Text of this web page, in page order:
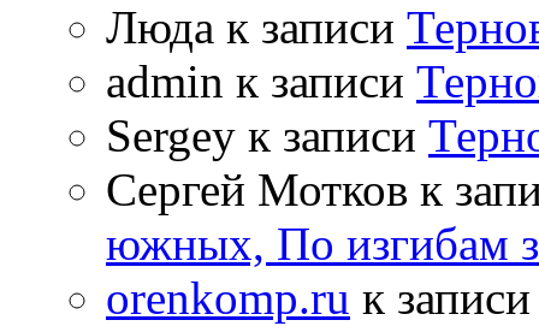
Люда к записи
admin к записи
Sergey к записи
Сергей Мотков к
южных, По изгибам
orenkomp.ru к